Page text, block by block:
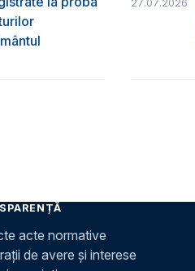
27.07.2026
acte normative
de avere și interese